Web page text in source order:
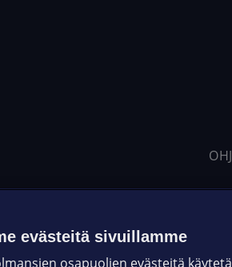
evästeitä sivuillamme
osapuolien evästeitä